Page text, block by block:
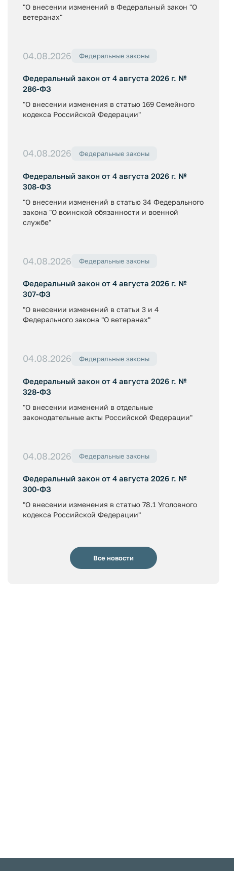
"О внесении изменений в Федеральный закон "О
ветеранах"
04.08.2026 Федеральные законы
Федеральный закон от 4 августа 2026 г. №
286-ФЗ
"О внесении изменения в статью 169 Семейного
кодекса Российской Федерации"
04.08.2026 Федеральные законы
Федеральный закон от 4 августа 2026 г. №
308-ФЗ
"О внесении изменений в статью 34 Федерального
закона "О воинской обязанности и военной
службе"
04.08.2026 Федеральные законы
Федеральный закон от 4 августа 2026 г. №
307-ФЗ
"О внесении изменений в статьи 3 и 4
Федерального закона "О ветеранах"
04.08.2026 Федеральные законы
Федеральный закон от 4 августа 2026 г. №
328-ФЗ
"О внесении изменений в отдельные
законодательные акты Российской Федерации"
04.08.2026 Федеральные законы
Федеральный закон от 4 августа 2026 г. №
300-ФЗ
"О внесении изменения в статью 78.1 Уголовного
кодекса Российской Федерации"
Все новости